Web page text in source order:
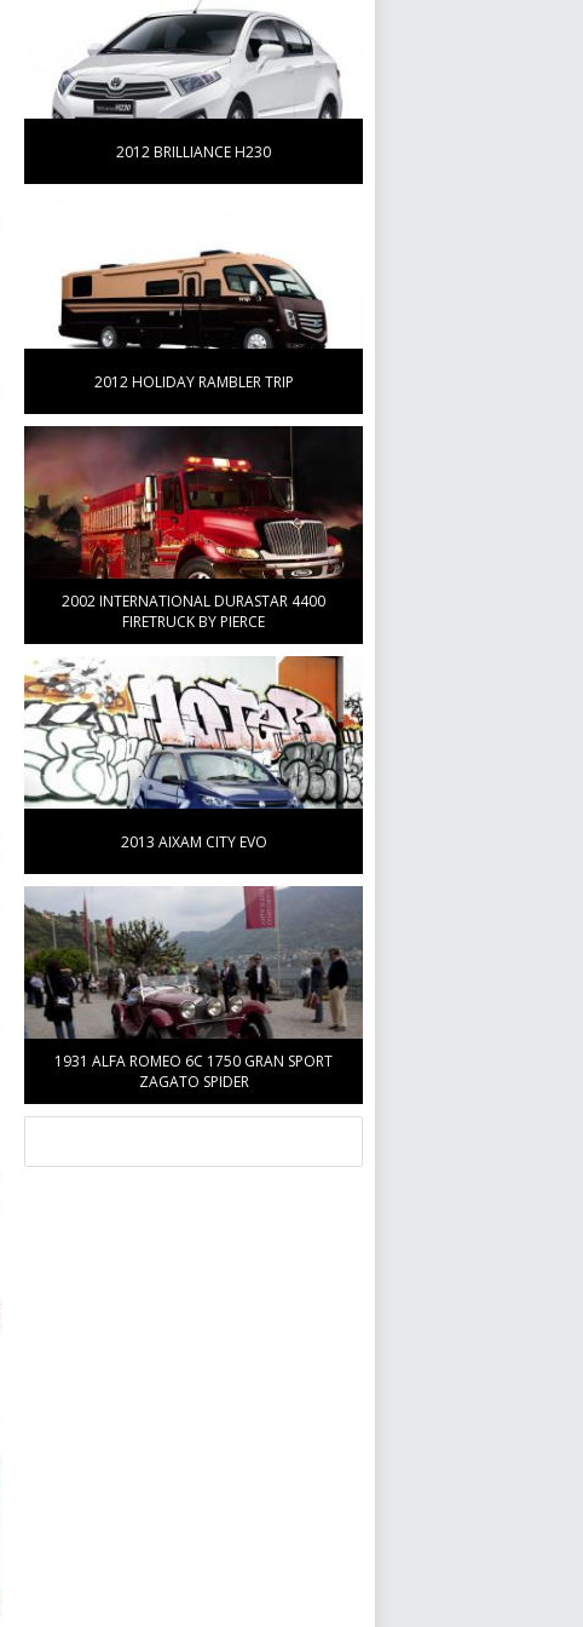
опьянение является смягчающим
обстоятельством.
больше
2012 BRILLIANCE H230
2012 HOLIDAY RAMBLER TRIP
2002 INTERNATIONAL DURASTAR 4400
FIRETRUCK BY PIERCE
2013 AIXAM CITY EVO
1931 ALFA ROMEO 6C 1750 GRAN SPORT
ZAGATO SPIDER